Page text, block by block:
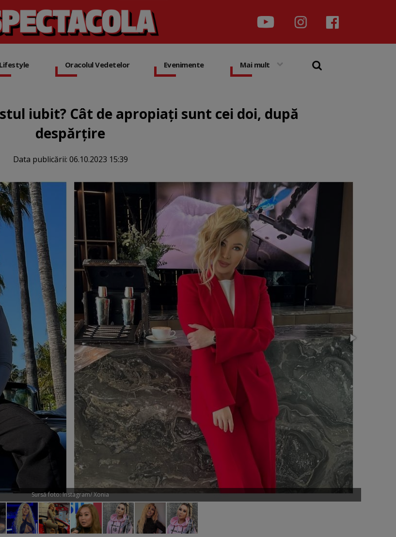
Lifestyle Oracolul Vedetelor Evenimente Mai mult
iubit? Cât de apropiați sunt cei doi, după
despărțire
Data publicării: 06.10.2023 15:39
Sursă foto: Instagram/ Xonia